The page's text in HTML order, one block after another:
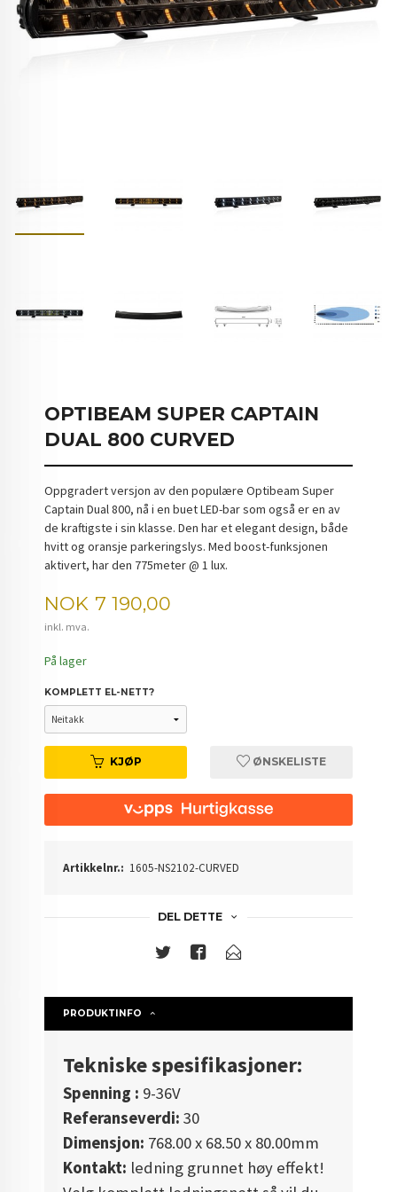
OPTIBEAM SUPER CAPTAIN
DUAL 800 CURVED
Oppgradert versjon av den populære Optibeam Super
Captain Dual 800, nå i en buet LED-bar som også er en av
de kraftigste i sin klasse. Den har et elegant design, både
hvitt og oransje parkeringslys. Med boost-funksjonen
aktivert, har den 775meter @ 1 lux.
Pris
NOK 7 190,00
inkl. mva.
På lager
KOMPLETT EL-NETT?
KJØP ØNSKELISTE
Artikkelnr.: 1605-NS2102-CURVED
DEL DETTE
PRODUKTINFO
Tekniske spesifikasjoner:
Spenning : 9-36V
Referanseverdi: 30
Dimensjon: 768.00 x 68.50 x 80.00mm
Kontakt: ledning grunnet høy effekt!